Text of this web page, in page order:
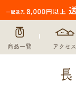
商品一覧 アクセス